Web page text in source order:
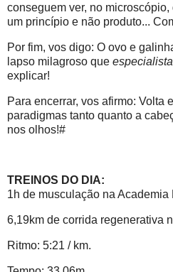
conseguem ver, no
um princípio e não produto...
Por fim, vos digo: O ovo e
lapso milagroso que especialista
explicar!
Para encerrar, vos afirmo: Volta
paradigmas tanto quanto a
nos olhos!#
TREINOS DO DIA:
1h de musculação na Academia
6,19km de corrida regenerativa
Ritmo: 5:21 / km.